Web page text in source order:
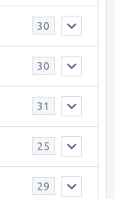
30
30
31
25
29